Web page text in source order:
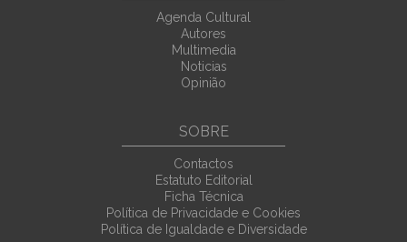
Agenda Cultural
Autores
Multimedia
Noticias
Opinião
SOBRE
Contactos
Estatuto Editorial
Ficha Técnica
Política de Privacidade e Cookies
Política de Igualdade e Diversidade